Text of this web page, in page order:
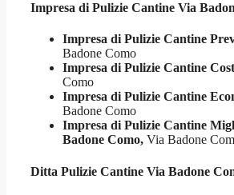
Impresa di Pulizie Cantine Via
Impresa di Pulizie Cantine
Badone Como
Impresa di Pulizie Cantine
Como
Impresa di Pulizie Cantine
Badone Como
Impresa di Pulizie Cantine
Badone Como, Via Badone
Ditta Pulizie Cantine Via Badone